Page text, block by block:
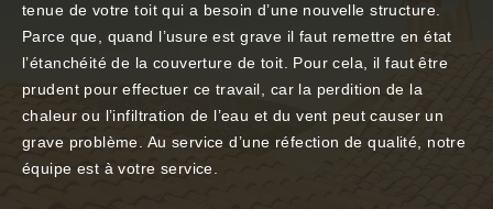
tenue de votre toit qui a besoin d’une nouvelle structure.
Parce que, quand l’usure est grave il faut remettre en état
l’étanchéité de la couverture de toit. Pour cela, il faut être
prudent pour effectuer ce travail, car la perdition de la
chaleur ou l’infiltration de l’eau et du vent peut causer un
grave problème. Au service d’une réfection de qualité, notre
équipe est à votre service.